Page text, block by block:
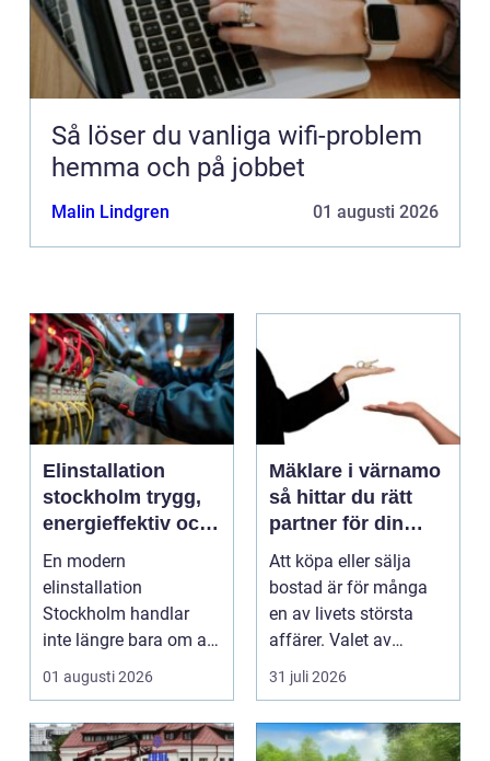
Så löser du vanliga wifi-problem
hemma och på jobbet
Malin Lindgren 01 augusti 2026
Elinstallation
stockholm trygg,
energieffektiv och
framtidssäker el i
företagslokaler
En modern
elinstallation
Stockholm handlar
inte längre bara om att
få belysning och uttag
på rätt pl...
01 augusti 2026
Mäklare i värnamo
så hittar du rätt
partner för din
bostadsaffär
Att köpa eller sälja
bostad är för många
en av livets största
affärer. Valet av
mäklare Värnamo
påve...
31 juli 2026